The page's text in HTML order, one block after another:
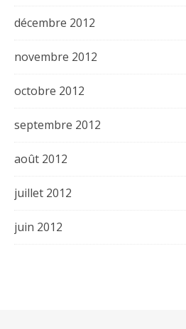
décembre 2012
novembre 2012
octobre 2012
septembre 2012
août 2012
juillet 2012
juin 2012